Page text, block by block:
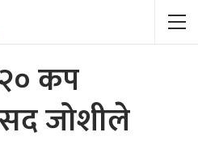
कप
जोशीले